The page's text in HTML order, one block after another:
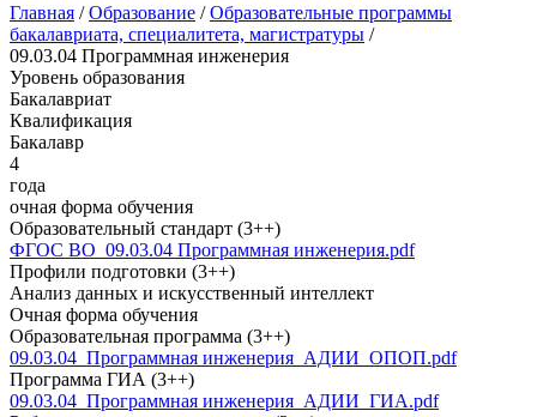
Главная /Образование /Образовательные программы
бакалавриата, специалитета, магистратуры /
09.03.04 Программная инженерия
Уровень образования
Бакалавриат
Квалификация
Бакалавр
4
года
очная форма обучения
Образовательный стандарт (3++)
ФГОС ВО_09.03.04 Программная инженерия.pdf
Профили подготовки (3++)
Анализ данных и искусственный интеллект
Очная форма обучения
Образовательная программа (3++)
09.03.04_Программная инженерия_АДИИ_ОПОП.pdf
Программа ГИА (3++)
09.03.04_Программная инженерия_АДИИ_ГИА.pdf